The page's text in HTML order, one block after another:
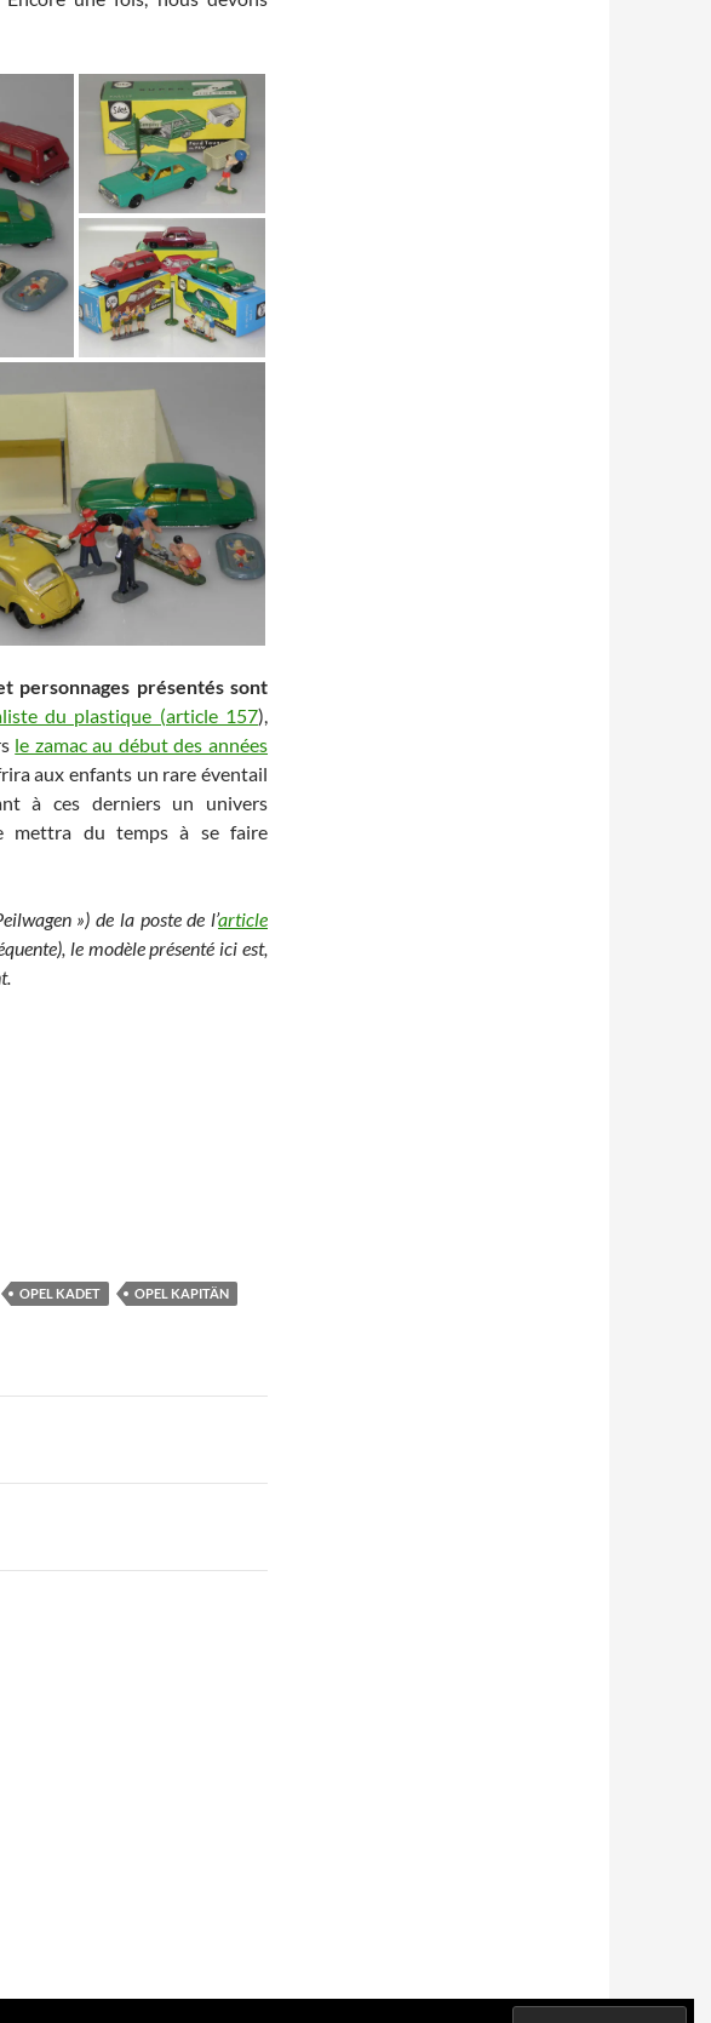
personnages présentés sont
du plastique (article 157),
le zamac au début des années
aux enfants un rare éventail
à ces derniers un univers
mettra du temps à se faire
») de la poste de l’article
le modèle présenté ici est,
OPEL KADET
OPEL KAPITÄN